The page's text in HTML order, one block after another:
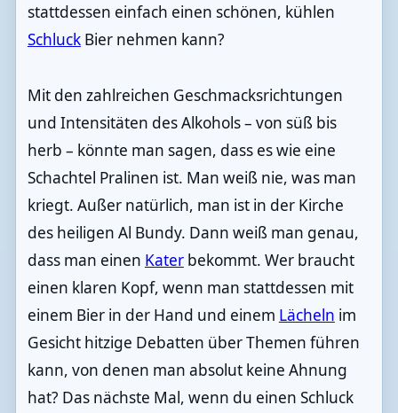
stattdessen einfach einen schönen, kühlen
SchluckBier nehmen kann?
Mit den zahlreichen Geschmacksrichtungen
und Intensitäten des Alkohols – von süß bis
herb – könnte man sagen, dass es wie eine
Schachtel Pralinen ist. Man weiß nie, was man
kriegt. Außer natürlich, man ist in der Kirche
des heiligen Al Bundy. Dann weiß man genau,
dass man einen Katerbekommt. Wer braucht
einen klaren Kopf, wenn man stattdessen mit
einem Bier in der Hand und einem Lächeln im
Gesicht hitzige Debatten über Themen führen
kann, von denen man absolut keine Ahnung
hat? Das nächste Mal, wenn du einen Schluck